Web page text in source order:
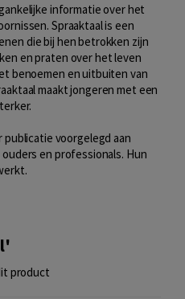
informatie over het
Spraaktaal is een
die bij hen betrokken zijn
en praten over het leven
benoemen en uitbuiten van
maakt jongeren met een
publicatie voorgelegd aan
en professionals. Hun
product